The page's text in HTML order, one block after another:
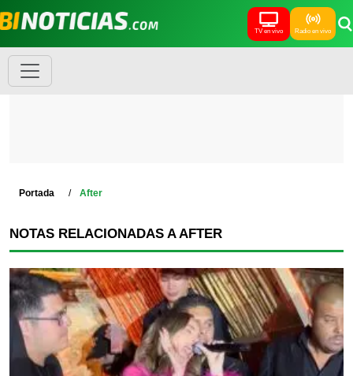
TV en vivo Radio en vivo
Portada After
NOTAS RELACIONADAS A AFTER